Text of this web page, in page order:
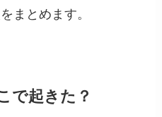
まとめます。
で起きた？